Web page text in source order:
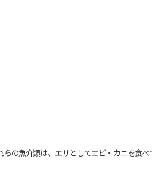
魚介類は、エサとしてエビ・カニを食べ